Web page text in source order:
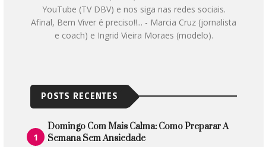
YouTube (TV DBV) e nos siga nas redes sociais.
Afinal, Bem Viver é preciso!!... - Marcia Cruz (jornalista
e coach) e Ingrid Vieira Moraes (modelo).
POSTS RECENTES
Domingo Com Mais Calma: Como Preparar A
Semana Sem Ansiedade